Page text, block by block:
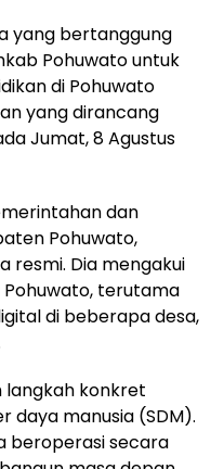
yang bertanggung
Pohuwato untuk
di Pohuwato
yang dirancang
Jumat, 8 Agustus
dan
Pohuwato,
resmi. Dia mengakui
terutama
di beberapa desa,
langkah konkret
daya manusia (SDM).
beroperasi secara